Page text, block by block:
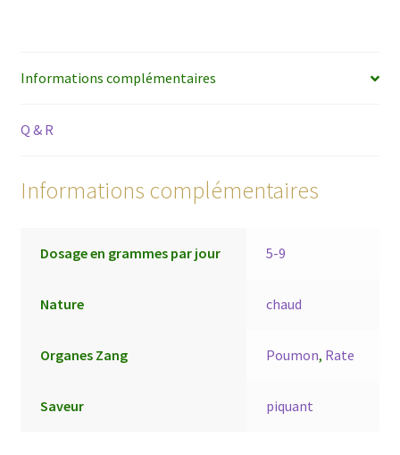
Informations complémentaires
Q & R
Informations complémentaires
Dosage en grammes par jour 5-9
Nature chaud
Organes Zang Poumon, Rate
Saveur piquant